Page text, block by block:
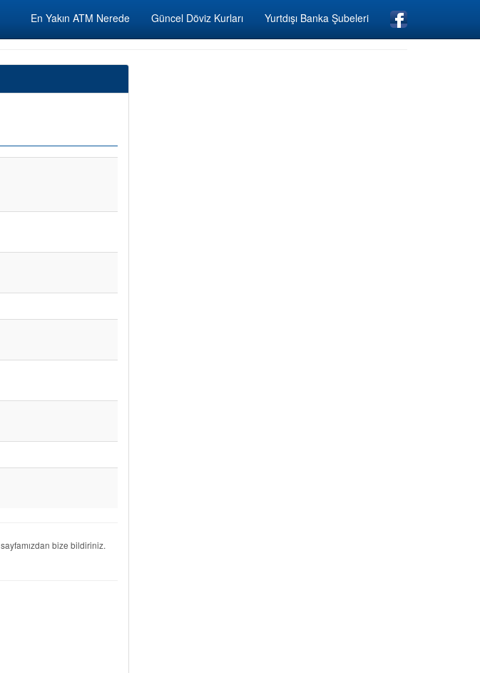
En Yakın ATM Nerede Güncel Döviz Kurları Yurtdışı Banka Şubeleri
sayfamızdan bize bildiriniz.